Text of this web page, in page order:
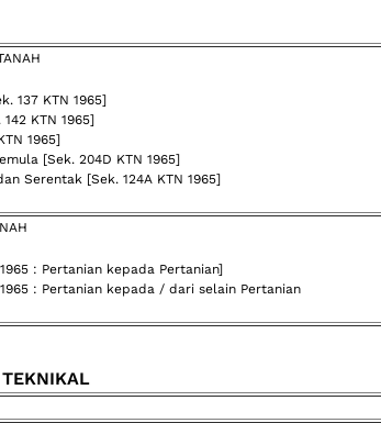
137 KTN 1965]
KTN 1965]
1965]
[Sek. 204D KTN 1965]
Serentak [Sek. 124A KTN 1965]
: Pertanian kepada Pertanian]
: Pertanian kepada / dari selain Pertanian